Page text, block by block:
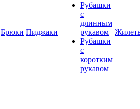
Брюки Пиджаки
Рубашки
с
длинным
рукавом
Рубашки
с
коротким
рукавом